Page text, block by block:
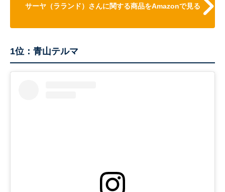
サーヤ（ラランド）さんに関する商品をAmazonで見る
1位：青山テルマ